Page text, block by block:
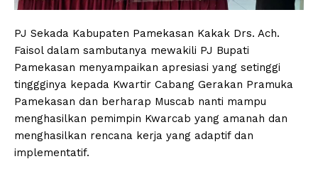
PJ Sekada Kabupaten Pamekasan Kakak Drs. Ach.
Faisol dalam sambutanya mewakili PJ Bupati
Pamekasan menyampaikan apresiasi yang setinggi
tinggginya kepada Kwartir Cabang Gerakan Pramuka
Pamekasan dan berharap Muscab nanti mampu
menghasilkan pemimpin Kwarcab yang amanah dan
menghasilkan rencana kerja yang adaptif dan
implementatif.